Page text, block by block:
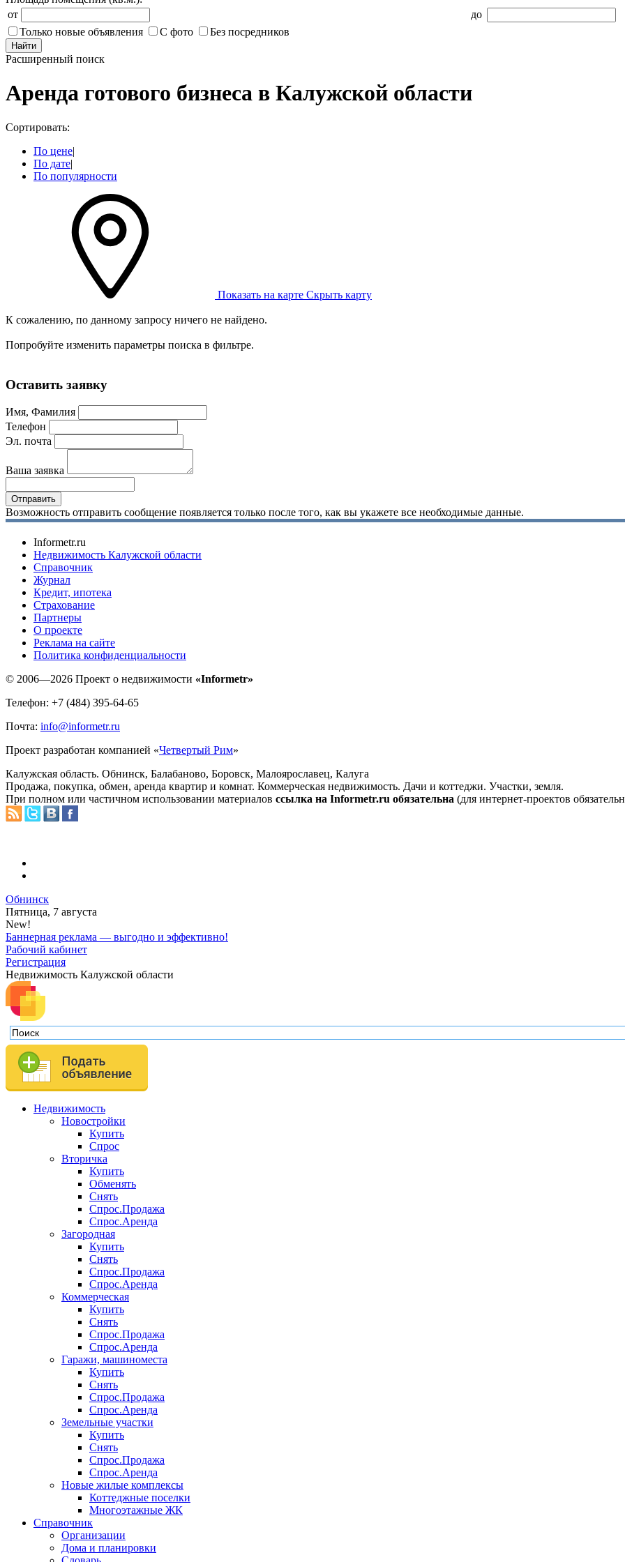
от
до
Только новые объявления
С фото Без посредников
Найти
Расширенный поиск
Аренда готового бизнеса в Калужской области
Сортировать:
По цене|
По дате|
По популярности
Показать на карте Скрыть карту
К сожалению, по данному запросу ничего не найдено.
Попробуйте изменить параметры поиска в фильтре.
Оставить заявку
Имя, Фамилия
Телефон
Эл. почта
Ваша заявка
Возможность отправить сообщение появляется только после того, как вы укажете все необходимые данные.
Informetr.ru
Недвижимость Калужской области
Справочник
Журнал
Кредит, ипотека
Страхование
Партнеры
O проекте
Реклама на сайте
Политика конфиденциальности
© 2006—2026 Проект о недвижимости «Informetr»
Телефон: +7 (484) 395-64-65
Почта: info@informetr.ru
Проект разработан компанией «Четвертый Рим»
Калужская область. Обнинск, Балабаново, Боровск, Малоярославец, Калуга
Продажа, покупка, обмен, аренда квартир и комнат. Коммерческая недвижимость. Дачи и коттеджи. Участки, земля.
При полном или частичном использовании материалов ссылка на Informetr.ru обязательна (для интернет-проектов
Обнинск
Пятница, 7 августа
New!
Баннерная реклама — выгодно и эффективно!
Рабочий кабинет
Регистрация
Недвижимость Калужской области
Недвижимость
Новостройки
Купить
Спрос
Вторичка
Купить
Обменять
Снять
Спрос.Продажа
Спрос.Аренда
Загородная
Купить
Снять
Спрос.Продажа
Спрос.Аренда
Коммерческая
Купить
Снять
Спрос.Продажа
Спрос.Аренда
Гаражи, машиноместа
Купить
Снять
Спрос.Продажа
Спрос.Аренда
Земельные участки
Купить
Снять
Спрос.Продажа
Спрос.Аренда
Новые жилые комплексы
Коттеджные поселки
Многоэтажные ЖК
Справочник
Организации
Дома и планировки